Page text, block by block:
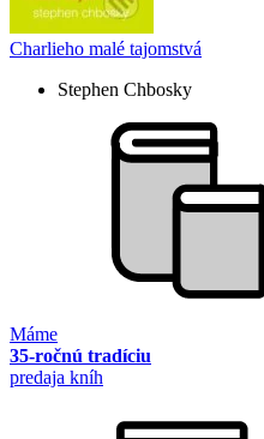
Charlieho malé tajomstvá
Stephen Chbosky
Máme
35-ročnú tradíciu
predaja kníh